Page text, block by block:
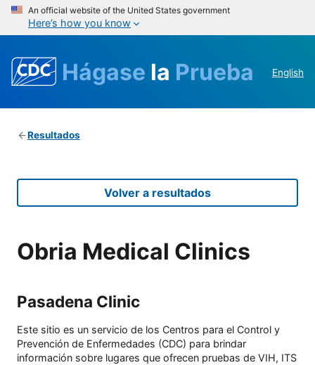
An official website of the United States government
Here’s how you know
Hágase la Prueba English
Resultados
Volver a resultados
Obria Medical Clinics
Pasadena Clinic
Este sitio es un servicio de los Centros para el Control y
Prevención de Enfermedades (CDC) para brindar
información sobre lugares que ofrecen pruebas de VIH, ITS